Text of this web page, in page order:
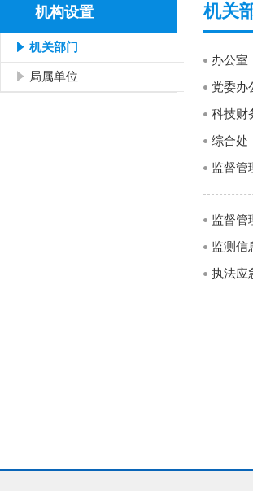
机构设置
机关部门
局属单位
机关
办公室
党委办
科技财
综合处
监督管
监督管
监测信
执法应